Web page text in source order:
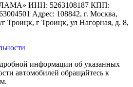
ИНН: 5263108187 КПП:
Адрес: 108842, г. Москва,
Троицк, г Троицк, ул Нагорная, д. 8,
информации об указанных
автомобилей обращайтесь к